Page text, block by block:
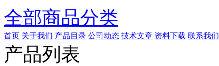
全部商品分类
首页 关于我们 产品目录 公司动态 技术文章 资料下载 联系我们
产品列表